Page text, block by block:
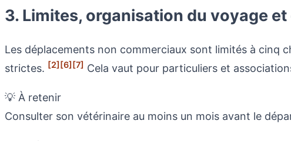
3. Limites, organisation du voyage
Les déplacements non commerciaux sont limités à cinq
strictes. [2][6][7] Cela vaut pour particuliers et
💡 À retenir
Consulter son vétérinaire au moins un mois avant le